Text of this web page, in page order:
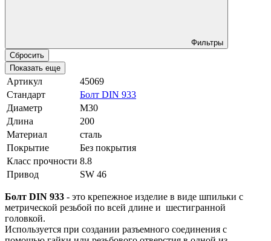
Фильтры
Сбросить
Показать еще
Артикул
45069
Стандарт
Болт DIN 933
Диаметр
М30
Длина
200
Материал
сталь
Покрытие
Без покрытия
Класс прочности 8.8
Привод
SW 46
Болт DIN 933 - это крепежное изделие в виде шпильки с
метрической резьбой по всей длине и шестигранной
головкой.
Используется при создании разъемного соединения с